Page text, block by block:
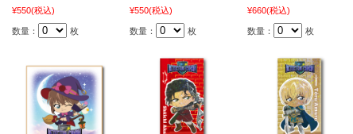
¥550(税込)
数量： 枚
¥550(税込)
数量： 枚
¥660(税込)
数量： 枚